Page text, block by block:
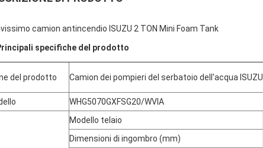
camion antincendio ISUZU 2 TON Mini Foam Tank
specifiche del prodotto
del prodotto Camion dei pompieri del serbatoio dell'acqua ISUZU
WHG5070GXFSG20/WVIA
Modello telaio
Dimensioni di ingombro (mm)